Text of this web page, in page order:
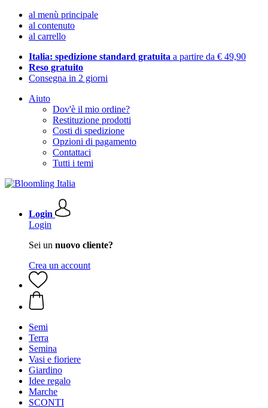
al menù principale
al contenuto
al carrello
Italia: spedizione standard gratuita a partire da € 49,90
Reso gratuito
Consegna in 2 giorni
Aiuto
Dov'è il mio ordine?
Restituzione prodotti
Costi di spedizione
Opzioni di pagamento
Contattaci
Tutti i temi
Login
Login
Sei un nuovo cliente?
Crea un account
Semi
Terra
Semina
Vasi e fioriere
Giardino
Idee regalo
Marche
SCONTI